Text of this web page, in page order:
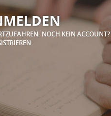
NOCH KEIN ACCOUNT?